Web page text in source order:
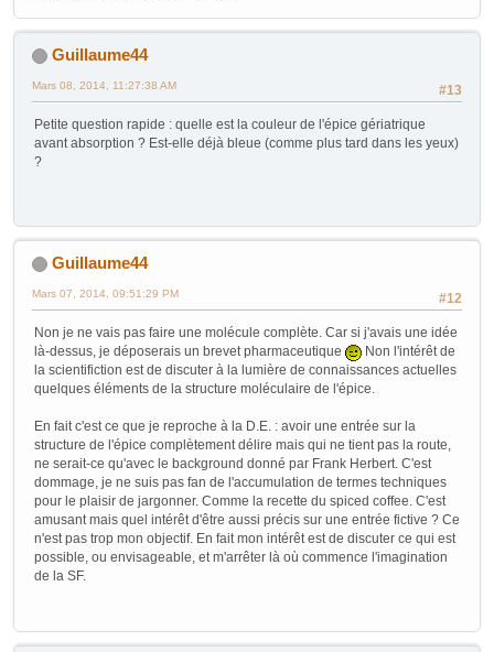
Guillaume44
#13
Mars 08, 2014, 11:27:38 AM
Petite question rapide : quelle est la couleur de l'épice gériatrique
avant absorption ? Est-elle déjà bleue (comme plus tard dans les yeux)
?
Guillaume44
#12
Mars 07, 2014, 09:51:29 PM
Non je ne vais pas faire une molécule complète. Car si j'avais une idée
là-dessus, je déposerais un brevet pharmaceutique
Non l'intérêt de
la scientifiction est de discuter à la lumière de connaissances actuelles
quelques éléments de la structure moléculaire de l'épice.
En fait c'est ce que je reproche à la D.E. : avoir une entrée sur la
structure de l'épice complètement délire mais qui ne tient pas la route,
ne serait-ce qu'avec le background donné par Frank Herbert. C'est
dommage, je ne suis pas fan de l'accumulation de termes techniques
pour le plaisir de jargonner. Comme la recette du spiced coffee. C'est
amusant mais quel intérêt d'être aussi précis sur une entrée fictive ? Ce
n'est pas trop mon objectif. En fait mon intérêt est de discuter ce qui est
possible, ou envisageable, et m'arrêter là où commence l'imagination
de la SF.